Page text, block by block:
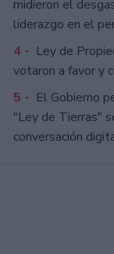
midieron el
liderazgo en el
4 - Ley de
votaron a favor y
5 - El Gobierno
"Ley de Tierras"
conversación